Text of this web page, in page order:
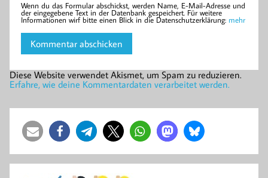
Wenn du das Formular abschickst, werden Name, E-Mail-Adresse und
der eingegebene Text in der Datenbank gespeichert. Für weitere
Informationen wirf bitte einen Blick in die Datenschutzerklärung: mehr
Diese Website verwendet Akismet, um Spam zu reduzieren.
Erfahre, wie deine Kommentardaten verarbeitet werden.